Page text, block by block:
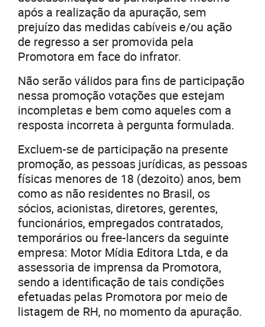
após a realização da apuração, sem
prejuízo das medidas cabíveis e/ou ação
de regresso a ser promovida pela
Promotora em face do infrator.
Não serão válidos para fins de participação
nessa promoção votações que estejam
incompletas e bem como aqueles com a
resposta incorreta à pergunta formulada.
Excluem-se de participação na presente
promoção, as pessoas jurídicas, as pessoas
físicas menores de 18 (dezoito) anos, bem
como as não residentes no Brasil, os
sócios, acionistas, diretores, gerentes,
funcionários, empregados contratados,
temporários ou free-lancers da seguinte
empresa: Motor Mídia Editora Ltda, e da
assessoria de imprensa da Promotora,
sendo a identificação de tais condições
efetuadas pelas Promotora por meio de
listagem de RH, no momento da apuração.